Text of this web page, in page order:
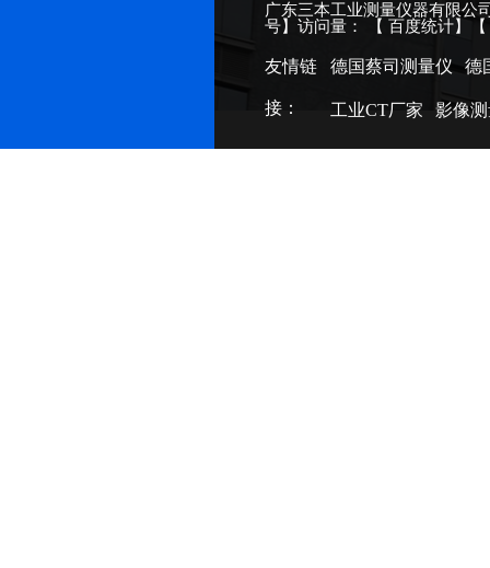
广东三本工业测量仪器有限
号】访问量： 【百度统计】
友情链
接：
德国蔡司测量仪 德
工业CT厂家 影像